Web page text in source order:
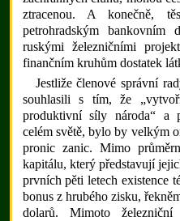
ztracenou. A konečně,
petrohradským
ruskými železničními
finančním kruhům dostatek
Jestliže členové správní
souhlasili s tím, že
produktivní síly národa“ a
celém světě, bylo by velkým
pronic zanic. Mimo
kapitálu, který představují
prvních pěti letech existence
bonus z hrubého zisku,
dolarů. Mimoto